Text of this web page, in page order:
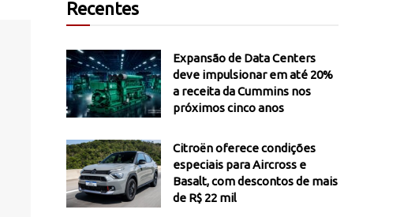
Recentes
Expansão de Data Centers
deve impulsionar em até 20%
a receita da Cummins nos
próximos cinco anos
Citroën oferece condições
especiais para Aircross e
Basalt, com descontos de mais
de R$ 22 mil